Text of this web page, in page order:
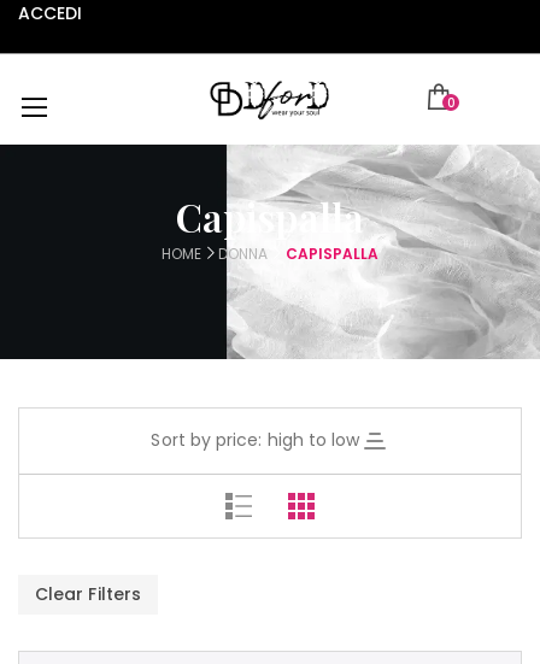
ACCEDI
0
Capispalla
HOME DONNA CAPISPALLA
Sort by price: high to low
Clear Filters